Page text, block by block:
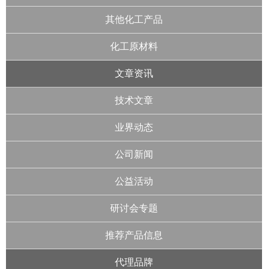
其他化工产品
化工原材料
文章资讯
技术文章
业界动态
公司新闻
公益活动
研讨会专题
推荐产品信息
代理品牌